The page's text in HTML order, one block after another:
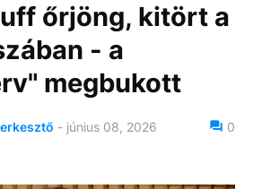
őrjöng, kitört a
- a
megbukott
- június 08, 2026 0